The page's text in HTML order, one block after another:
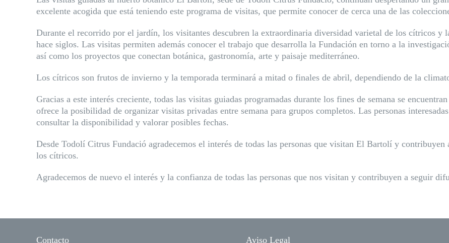
excelente acogida que está teniendo este programa de visitas, que permite conocer de cerca una de las
Durante el recorrido por el jardín, los visitantes descubren la extraordinaria diversidad varietal de los cítricos y
hace siglos. Las visitas permiten además conocer el trabajo que desarrolla la Fundación en torno a la
así como los proyectos que conectan botánica, gastronomía, arte y paisaje mediterráneo.
Los cítricos son frutos de invierno y la temporada terminará a mitad o finales de abril, dependiendo de la
Gracias a este interés creciente, todas las visitas guiadas programadas durante los fines de semana se
ofrece la posibilidad de organizar visitas privadas entre semana para grupos completos. Las personas
consultar la disponibilidad y valorar posibles fechas.
Desde Todolí Citrus Fundació agradecemos el interés de todas las personas que visitan El Bartolí y
los cítricos.
Agradecemos de nuevo el interés y la confianza de todas las personas que nos visitan y contribuyen a seguir
Contacto Aviso Legal